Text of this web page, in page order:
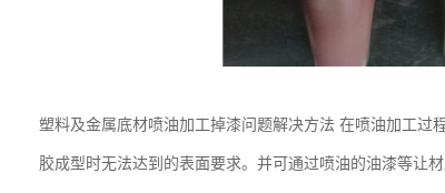
塑料及金属底材喷油加工掉漆问题解决方法 在喷油加工过
胶成型时无法达到的表面要求。并可通过喷油的油漆等让